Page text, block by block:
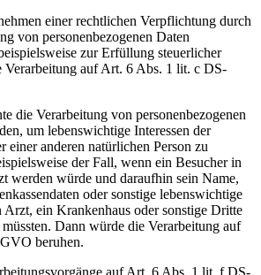
einer rechtlichen Verpflichtung durch
von personenbezogenen Daten
zur Erfüllung steuerlicher
Verarbeitung auf Art. 6 Abs. 1 lit. c DS-
die Verarbeitung von personenbezogenen
um lebenswichtige Interessen der
einer anderen natürlichen Person zu
der Fall, wenn ein Besucher in
werden würde und daraufhin sein Name,
oder sonstige lebenswichtige
Arzt, ein Krankenhaus oder sonstige Dritte
Dann würde die Verarbeitung auf
beruhen.